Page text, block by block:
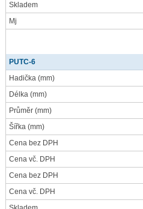
Skladem
Mj
PUTC-6
Hadička (mm)
Délka (mm)
Průměr (mm)
Šířka (mm)
Cena bez DPH
Cena vč. DPH
Cena bez DPH
Cena vč. DPH